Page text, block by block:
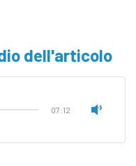
dell'articolo
07:12